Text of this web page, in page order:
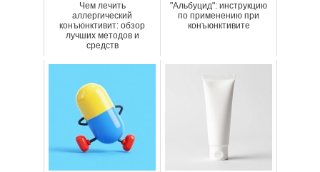
Чем лечить
аллергический
конъюнктивит: обзор
лучших методов и
средств
"Альбуцид": инструкцию
по применению при
конъюнктивите